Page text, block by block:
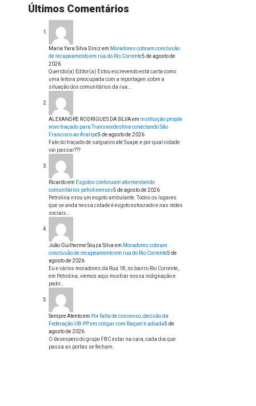
Últimos Comentários
Maria Yara Silva Dinizem Moradores cobram conclusão
de recapeamento em rua do Rio Corrente5 de agosto de
2026
Querido(a) Editor(a) Estou escrevendo está carta como
uma leitora preocupada com a reportagen sobre a
situação dos comunitários da rua…
ALEXANDRE RODRIGUES DA SILVAem
Instituição propõe
novo traçado para Transnordestina conectando São
Francisco ao Araripe5 de agosto de 2026
Fale do traçado de salgueiro até Suape.e por qual cidade
vai passar???
Ricardoem Esgotos continuam atormentando
comunitários petrolinenses5 de agosto de 2026
Petrolina virou um esgoto ambulante. Todos os lugares
que se anda nessa cidade é esgoto estourado e nas redes
sociais…
João Guilherme Souza Silva em Moradores cobram
conclusão de recapeamento em rua do Rio Corrente5 de
agosto de 2026
Eu e vários moradores da Rua 18, no bairro Rio Corrente,
em Petrolina, viemos aqui mostrar nossa indignação e
pedir…
Sempre Atentoem Por falta de consenso, decisão da
Federação UB-PP em coligar com Raquel é adiada5 de
agosto de 2026
O desespero do grupo FBC estar na cara, cada dia que
passa as portas se fecham.